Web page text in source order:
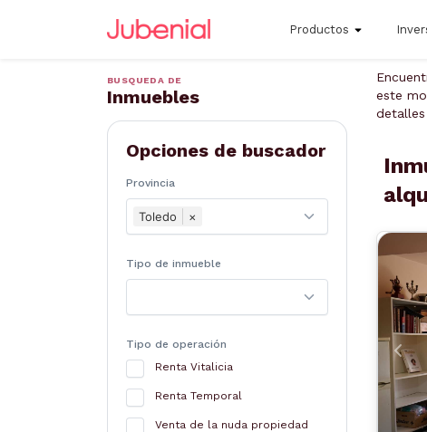
Productos
BUSQUEDA DE
Inmuebles
Opciones de buscador
Provincia
Toledo ×
Tipo de inmueble
Tipo de operación
Renta Vitalicia
Renta Temporal
Venta de la nuda propiedad
este